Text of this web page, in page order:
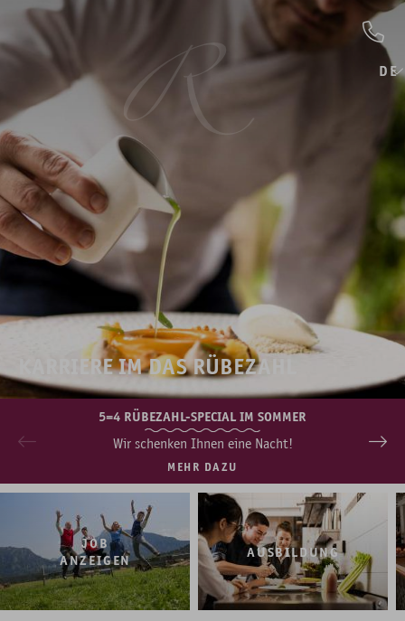
DE
KARRIERE IM DAS RÜBEZAHL
5=4 RÜBEZAHL-SPECIAL IM SOMMER
Wir schenken Ihnen eine Nacht!
MEHR DAZU
JOB
ANZEIGEN
AUSBILDUNG